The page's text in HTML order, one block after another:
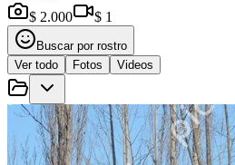
$ 2.000
$ 1
Buscar por rostro
Ver todo
Fotos Videos